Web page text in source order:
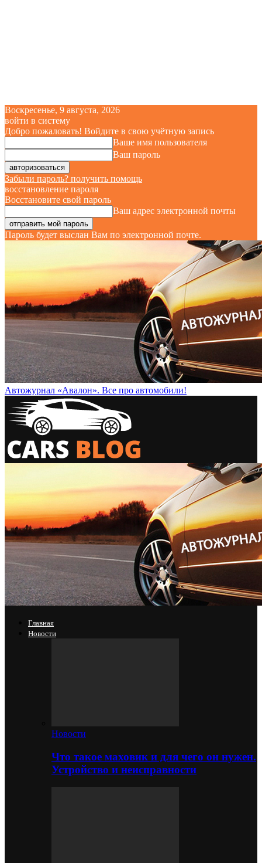
Воскресенье, 9 августа, 2026
войти в систему
Добро пожаловать! Войдите в свою учётную запись
Ваше имя пользователя
Ваш пароль
Забыли пароль? получить помощь
восстановление пароля
Восстановите свой пароль
Ваш адрес электронной почты
Пароль будет выслан Вам по электронной почте.
Автожурнал «Авалон». Все про автомобили!
Главная
Новости
Новости
Что такое маховик и для чего он нужен.
Устройство и неисправности